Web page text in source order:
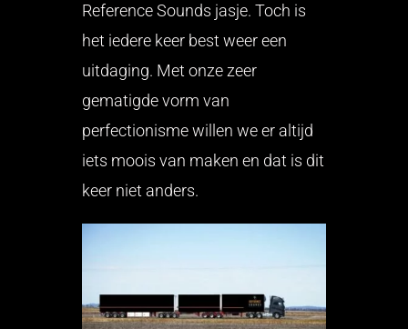
Reference Sounds jasje. Toch is
het iedere keer best weer een
uitdaging. Met onze zeer
gematigde vorm van
perfectionisme willen we er altijd
iets moois van maken en dat is dit
keer niet anders.